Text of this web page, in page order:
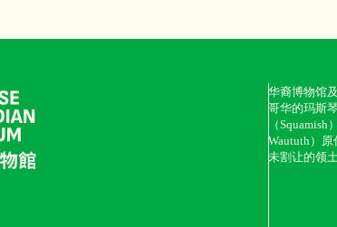
华裔博物馆
哥华的玛斯
（
Waututh）
未割让的领土